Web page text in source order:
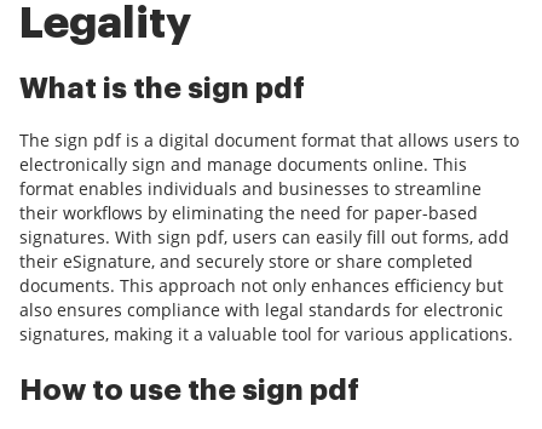
Legality
What is the sign pdf
The sign pdf is a digital document format that allows users to
electronically sign and manage documents online. This
format enables individuals and businesses to streamline
their workflows by eliminating the need for paper-based
signatures. With sign pdf, users can easily fill out forms, add
their eSignature, and securely store or share completed
documents. This approach not only enhances efficiency but
also ensures compliance with legal standards for electronic
signatures, making it a valuable tool for various applications.
How to use the sign pdf